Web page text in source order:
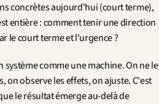
concrètes aujourd'hui (court terme),
entière : comment tenir une direction
le court terme et l'urgence ?
comme une machine. On ne le
observe les effets, on ajuste. C'est
le résultat émerge au-delà de